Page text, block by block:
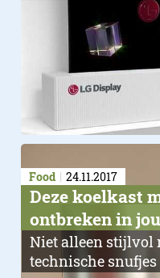
Food 24.11.2017
Deze koelkast
ontbreken in
Niet alleen stijlvol
technische snufjes